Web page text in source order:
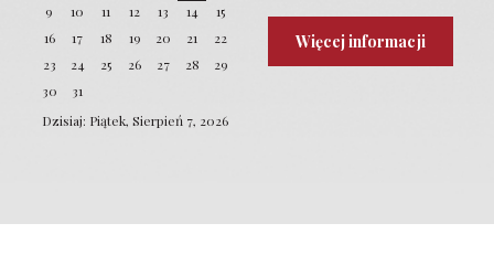
9
10 11 12 13 14
15
16
17 18 19 20 21
22
23
24 25 26 27 28
29
30
31
Dzisiaj: Piątek, Sierpień 7, 2026
Więcej informacji